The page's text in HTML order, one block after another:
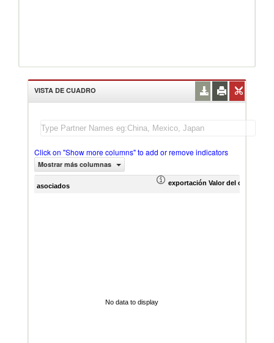
VISTA DE CUADRO
Click on "Show more columns" to add or remove indicators
Mostrar más columnas
asociados exportación Valor del comercio
No data to display